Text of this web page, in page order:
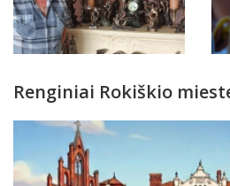
Renginiai Rokiškio